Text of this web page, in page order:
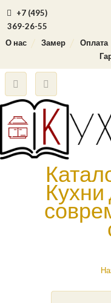
+7 (495)
369-26-55
О нас
Замер Оплата
Кухни